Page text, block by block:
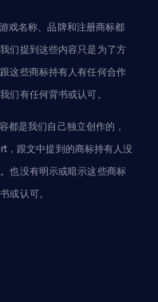
戏名称、品牌和注册商标都
们提到这些内容只是为了方
这些商标持有人有任何合作
们有任何背书或认可。
都是我们自己独立创作的，
跟文中提到的商标持有人没
也没有明示或暗示这些商标
或认可。